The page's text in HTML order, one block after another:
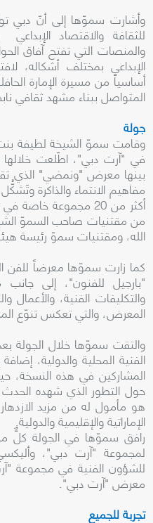
وأشارت سموّها إلى أنّ دبي
للثقافة والاقتصاد الإبداعي
والمنصات التي تفتح آفاق
الإبداعي بمختلف أشكاله،
أساسياً من مسيرة الإمارة
المتواصل ببناء مشهد ثقافي
جولة
وقامت سموّ الشيخة لطيفة
في "آرت دبي"، اطّلعت خلالها
بينها معرض "ونمضي" الذي
مفاهيم الانتماء والذاكرة
أكثر من 20 مجموعة
من مقتنيات صاحب السموّ
الله، ومقتنيات سموّ رئيسة
كما زارت سموّها معرضاً
"بارجيل للفنون"، إلى
والتكليفات الفنية، والأعمال
المعرض، والتي تعكس تنوّع
والتقت سموّها خلال الجولة
الفنية المحلية والدولية،
المشاركين في هذه النسخة،
حول التطور الذي شهده الحدث
هو مأمول له من مزيد الازدهار
الإماراتية والإقليمية والدولية.
رافق سموّها في الجولة كلٌّ من
لمجموعة "آرت دبي"،
للشؤون الفنية في مجموعة
معرض "آرت دبي".
تجربة للجميع